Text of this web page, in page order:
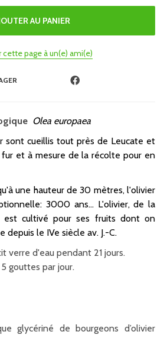
cette page à un(e) ami(e)
Olea europaea
sont cueillis tout près de Leucate et
et à mesure de la récolte pour en
une hauteur de 30 mètres, l'olivier
3000 ans… L'olivier, de la
est cultivé pour ses fruits dont on
depuis le IVe siècle av. J.-C.
verre d'eau pendant 21 jours.
gouttes par jour.
glycériné de bourgeons d’olivier